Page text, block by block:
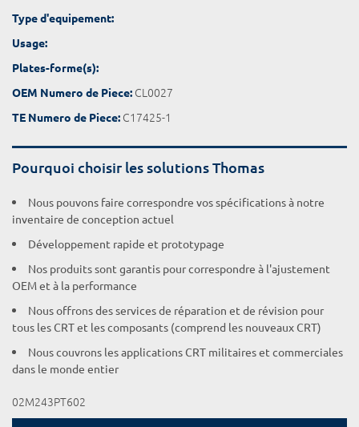
Type d'equipement:
Usage:
Plates-forme(s):
OEM Numero de Piece: CL0027
TE Numero de Piece: C17425-1
Pourquoi choisir les solutions Thomas
Nous pouvons faire correspondre vos spécifications à notre
inventaire de conception actuel
Développement rapide et prototypage
Nos produits sont garantis pour correspondre à l'ajustement
OEM et à la performance
Nous offrons des services de réparation et de révision pour
tous les CRT et les composants (comprend les nouveaux CRT)
Nous couvrons les applications CRT militaires et commerciales
dans le monde entier
02M243PT602